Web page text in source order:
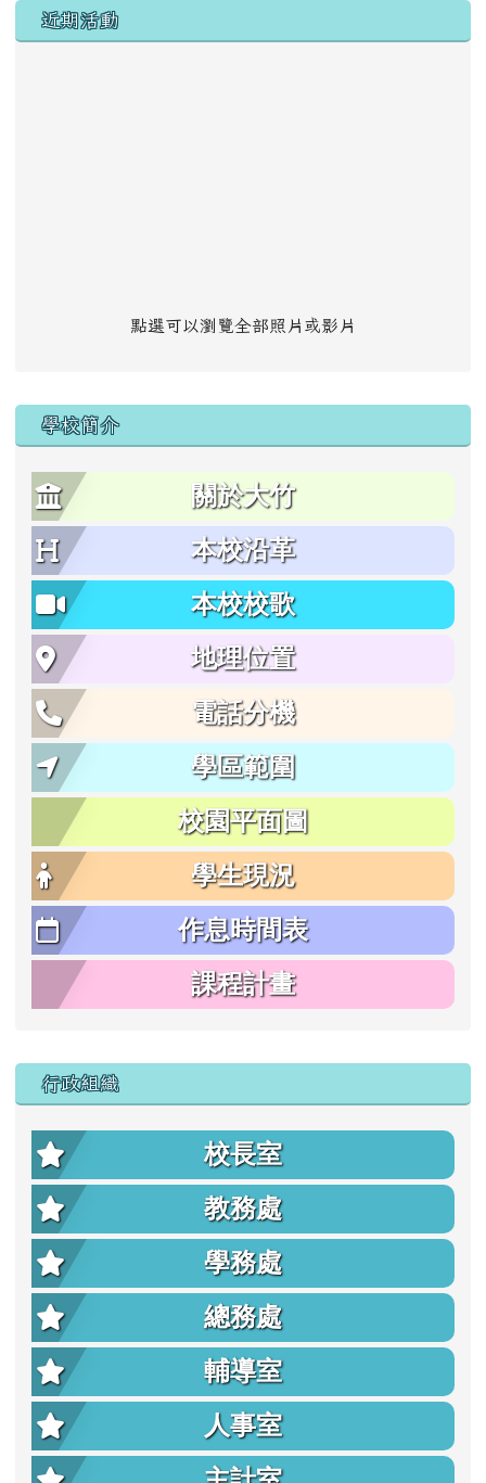
左邊區域內容
近期活動
點選可以瀏覽全部照片或影片
學校簡介
關於大竹
本校沿革
本校校歌
地理位置
電話分機
學區範圍
校園平面圖
學生現況
作息時間表
課程計畫
行政組織
校長室
教務處
學務處
總務處
輔導室
人事室